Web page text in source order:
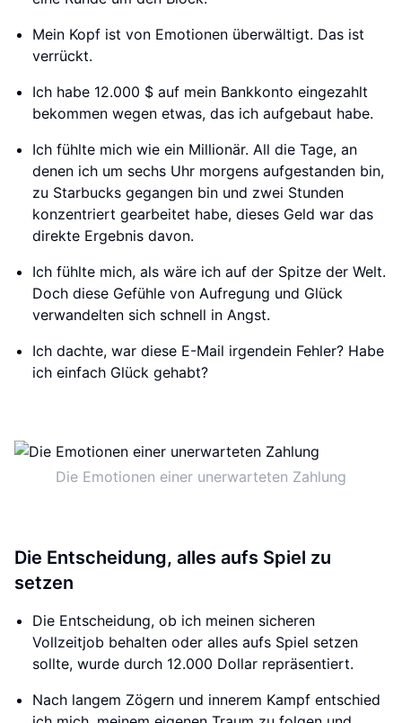
Mein Kopf ist von Emotionen überwältigt. Das ist
verrückt.
Ich habe 12.000 $ auf mein Bankkonto eingezahlt
bekommen wegen etwas, das ich aufgebaut habe.
Ich fühlte mich wie ein Millionär. All die Tage, an
denen ich um sechs Uhr morgens aufgestanden bin,
zu Starbucks gegangen bin und zwei Stunden
konzentriert gearbeitet habe, dieses Geld war das
direkte Ergebnis davon.
Ich fühlte mich, als wäre ich auf der Spitze der Welt.
Doch diese Gefühle von Aufregung und Glück
verwandelten sich schnell in Angst.
Ich dachte, war diese E-Mail irgendein Fehler? Habe
ich einfach Glück gehabt?
Die Emotionen einer unerwarteten Zahlung
Die Entscheidung, alles aufs Spiel zu
setzen
Die Entscheidung, ob ich meinen sicheren
Vollzeitjob behalten oder alles aufs Spiel setzen
sollte, wurde durch 12.000 Dollar repräsentiert.
Nach langem Zögern und innerem Kampf entschied